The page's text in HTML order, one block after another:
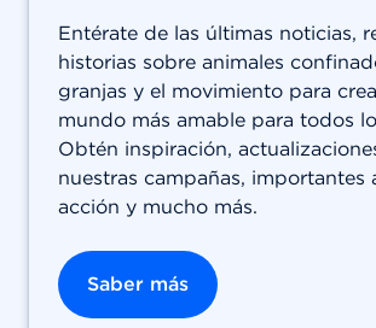
Entérate de las últimas noticias,
historias sobre animales
granjas y el movimiento para
mundo más amable para todos
Obtén inspiración,
nuestras campañas, importantes
acción y mucho más.
Saber más